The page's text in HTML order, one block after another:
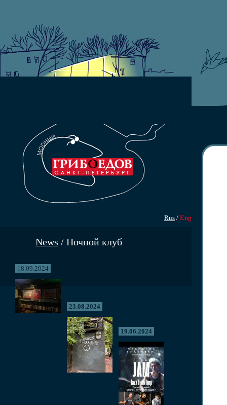
Rus / Eng
News / Ночной клуб
18.09.2024
23.08.2024
19.06.2024